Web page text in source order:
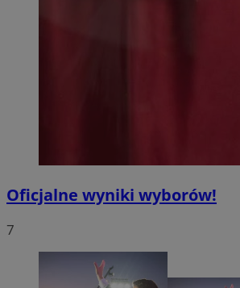
Oficjalne wyniki wyborów!
7